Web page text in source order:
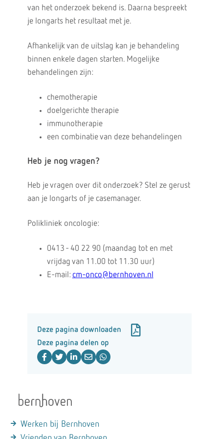
van het onderzoek bekend is. Daarna bespreekt
je longarts het resultaat met je.
Afhankelijk van de uitslag kan je behandeling
binnen enkele dagen starten. Mogelijke
behandelingen zijn:
chemotherapie
doelgerichte therapie
immunotherapie
een combinatie van deze behandelingen
Heb je nog vragen?
Heb je vragen over dit onderzoek? Stel ze gerust
aan je longarts of je casemanager.
Polikliniek oncologie:
0413 - 40 22 90 (maandag tot en met
vrijdag van 11.00 tot 11.30 uur)
E-mail: cm-onco@bernhoven.nl
Deze pagina downloaden
Deze pagina delen op
Werken bij Bernhoven